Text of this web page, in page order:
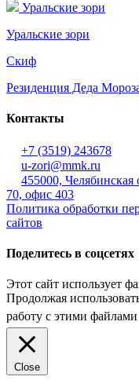
Уральские зори
Уральские зори
Скиф
Резиденция Деда
Контакты
+7 (3519) 243678
u-zori@mmk.ru
455000, Челябинская
70, офис 403
Политика обработки
сайтов
Поделитесь в соцсетях
Этот сайт использует
Продолжая
работу с этими файлами
Close